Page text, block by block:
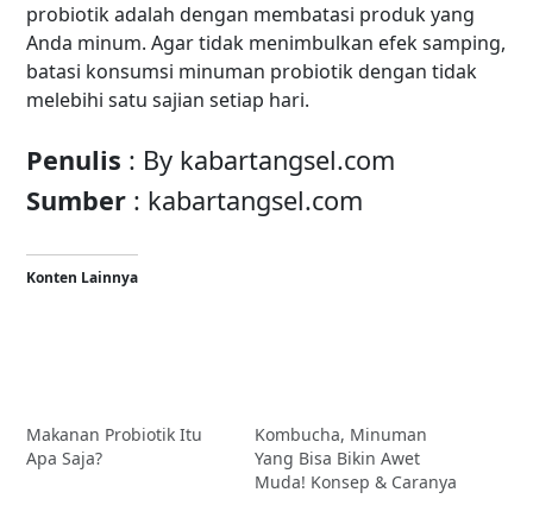
probiotik adalah dengan membatasi produk yang
Anda minum. Agar tidak menimbulkan efek samping,
batasi konsumsi minuman probiotik dengan tidak
melebihi satu sajian setiap hari.
Penulis : By kabartangsel.com
Sumber : kabartangsel.com
Konten Lainnya
Makanan Probiotik Itu
Apa Saja?
Kombucha, Minuman
Yang Bisa Bikin Awet
Muda! Konsep & Caranya